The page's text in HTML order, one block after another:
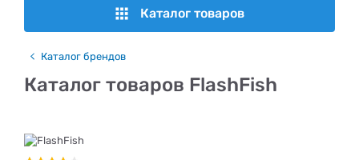
Каталог товаров
Каталог брендов
Каталог товаров FlashFish